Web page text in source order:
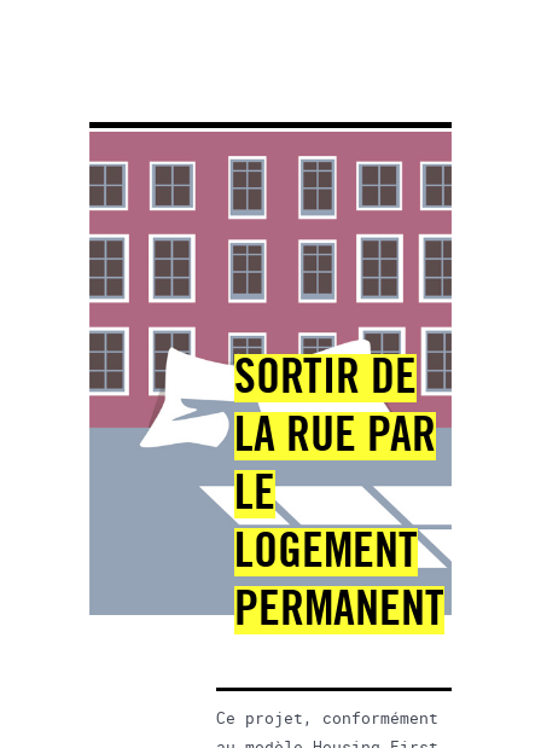
SORTIR DE
LA RUE PAR
LE
LOGEMENT
PERMANENT
Ce projet, conformément